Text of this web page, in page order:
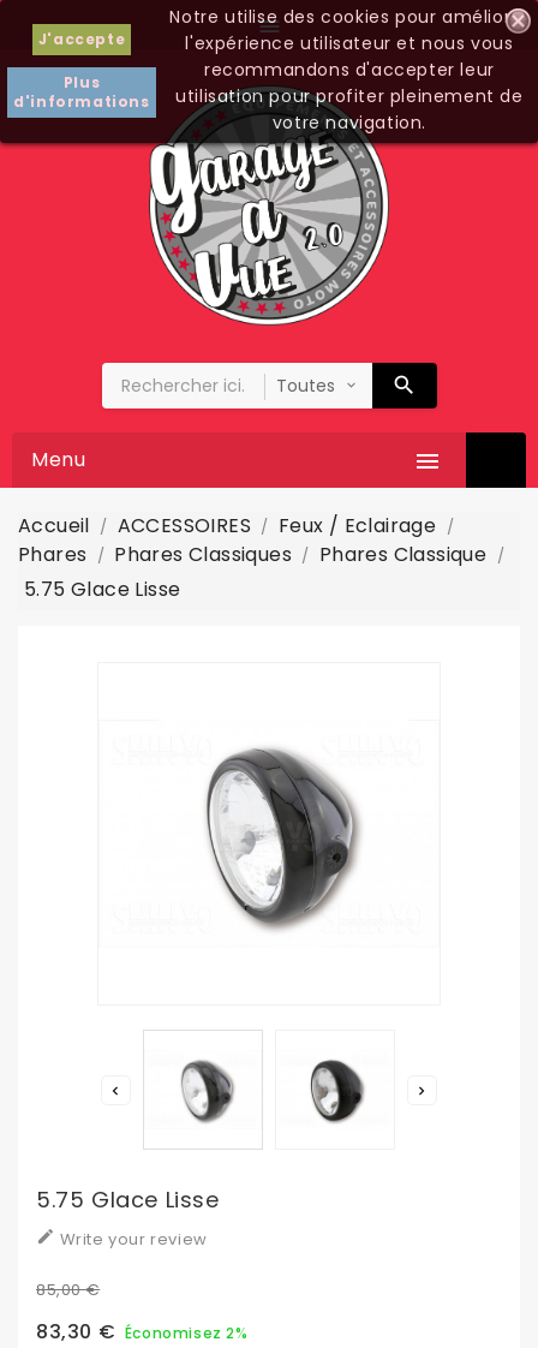

J'accepte
Plus
d'informations
Notre utilise des cookies pour améliorer
l'expérience utilisateur et nous vous
recommandons d'accepter leur
utilisation pour profiter pleinement de
votre navigation.

Menu
Accueil ACCESSOIRES
Feux / Eclairage
Phares
Phares Classiques
Phares Classique
5.75 Glace Lisse
 
5.75 Glace Lisse
 Write your review
85,00 €
83,30 € Économisez 2%